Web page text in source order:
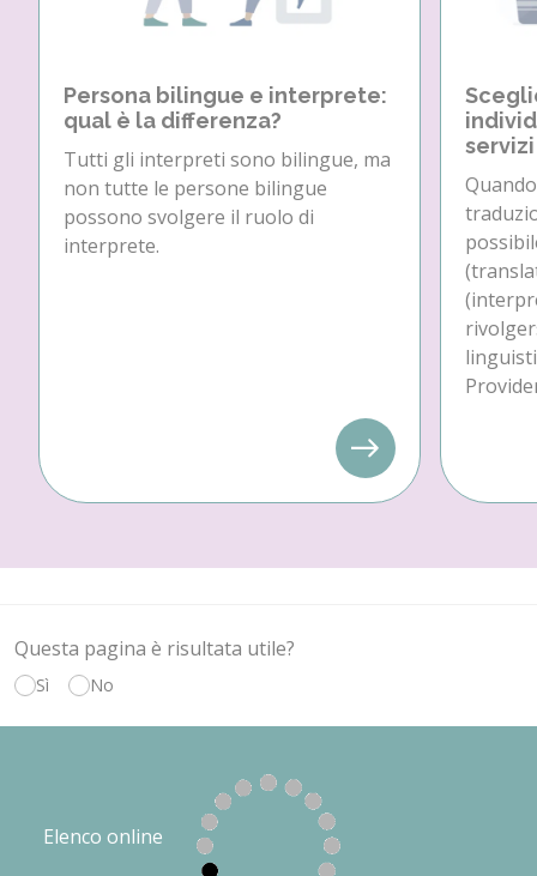
Persona bilingue e interprete:
qual è la differenza?
Tutti gli interpreti sono bilingue, ma
non tutte le persone bilingue
possono svolgere il ruolo di
interprete.
Questa pagina è risultata utile?
Sì No
Elenco online